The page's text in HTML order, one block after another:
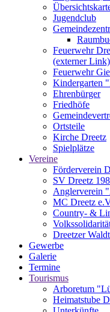
Jugendclub
Feuerwehr
(externer Link)
Feuerwehr
Kindergarten
Ehrenbürger
Friedhöfe
Ortsteile
Kirche Dreetz
Spielplätze
Vereine
Förderverein
SV Dreetz
Anglerverein
MC Dreetz
Country- &
Dreetzer
Gewerbe
Galerie
Termine
Tourismus
Arboretum
Heimatstube